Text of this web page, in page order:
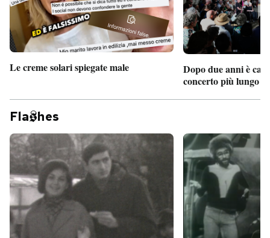
Le creme solari spiegate male
Dopo due anni è
concerto più lungo
Fla hes